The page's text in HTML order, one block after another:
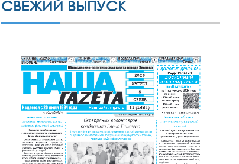
СВЕЖИЙ ВЫПУСК